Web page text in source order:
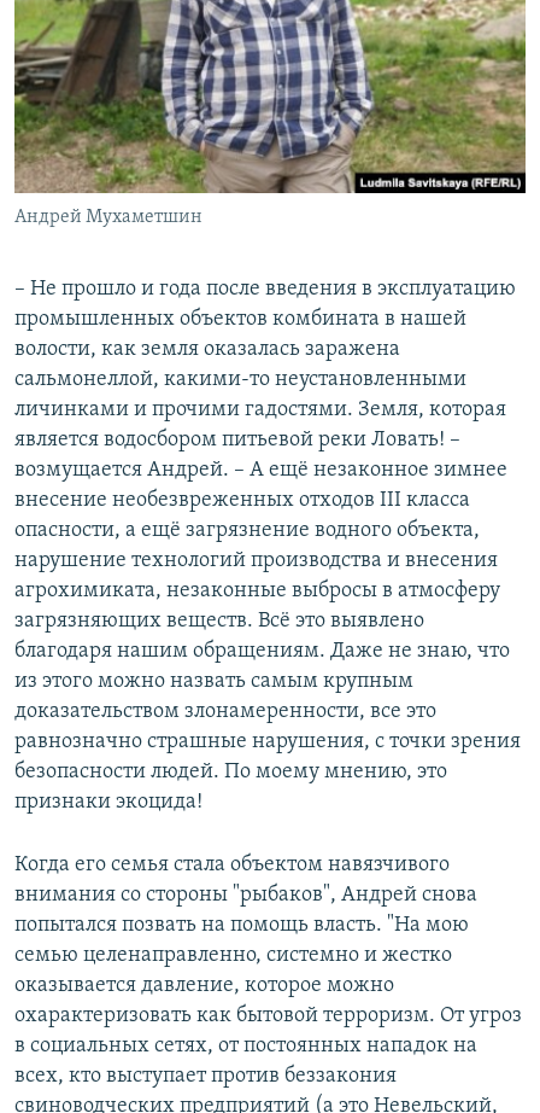
Андрей Мухаметшин
– Не прошло и года после введения в эксплуатацию
промышленных объектов комбината в нашей
волости, как земля оказалась заражена
сальмонеллой, какими-то неустановленными
личинками и прочими гадостями. Земля, которая
является водосбором питьевой реки Ловать! –
возмущается Андрей. – А ещё незаконное зимнее
внесение необезвреженных отходов III класса
опасности, а ещё загрязнение водного объекта,
нарушение технологий производства и внесения
агрохимиката, незаконные выбросы в атмосферу
загрязняющих веществ. Всё это выявлено
благодаря нашим обращениям. Даже не знаю, что
из этого можно назвать самым крупным
доказательством злонамеренности, все это
равнозначно страшные нарушения, с точки зрения
безопасности людей. По моему мнению, это
признаки экоцида!
Когда его семья стала объектом навязчивого
внимания со стороны "рыбаков", Андрей снова
попытался позвать на помощь власть. "На мою
семью целенаправленно, системно и жестко
оказывается давление, которое можно
охарактеризовать как бытовой терроризм. От угроз
в социальных сетях, от постоянных нападок на
всех, кто выступает против беззакония
свиноводческих предприятий (а это Невельский,